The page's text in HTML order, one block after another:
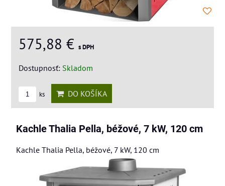
575,88 € s DPH
Dostupnosť: Skladom
ks DO KOŠÍKA
Kachle Thalia Pella, béžové, 7 kW, 120 cm
Kachle Thalia Pella, béžové, 7 kW, 120 cm